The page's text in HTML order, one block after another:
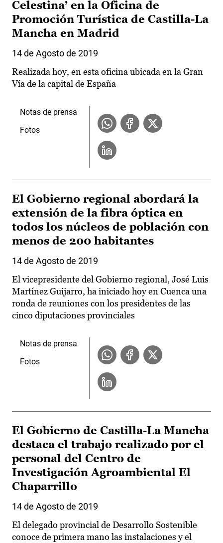
Celestina’ en la Oficina de
Promoción Turística de Castilla-La
Mancha en Madrid
14 de Agosto de 2019
Realizada hoy, en esta oficina ubicada en la Gran
Vía de la capital de España
Notas de prensa
Fotos
El Gobierno regional abordará la
extensión de la fibra óptica en
todos los núcleos de población con
menos de 200 habitantes
14 de Agosto de 2019
El vicepresidente del Gobierno regional, José Luis
Martínez Guijarro, ha iniciado hoy en Cuenca una
ronda de reuniones con los presidentes de las
cinco diputaciones provinciales
Notas de prensa
Fotos
El Gobierno de Castilla-La Mancha
destaca el trabajo realizado por el
personal del Centro de
Investigación Agroambiental El
Chaparrillo
14 de Agosto de 2019
El delegado provincial de Desarrollo Sostenible
conoce de primera mano las instalaciones y el